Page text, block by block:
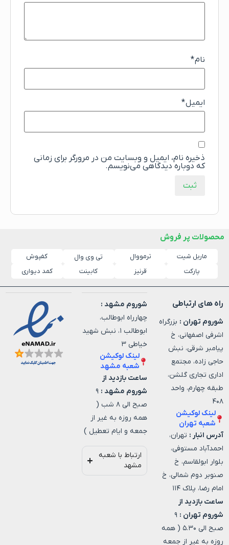
نام*
ایمیل*
ذخیره نام، ایمیل و وبسایت من در مرورگر برای زمانی
که دوباره دیدگاهی می‌نویسم.
محصولات پر فروش
ماربل شیت ترمووال تی وی وال
کفپوش
پارکت
قرنیز کابینت کمد دیواری
راه های ارتباطی
شوروم تهران : بزرگراه
اشرفی اصفهانی، خ
پیامبر شرقی، نبش
حاجی زاده، مجتمع
اداری تجاری گلشن،
طبقه چهارم، واحد
۴۰۸
لینک لوکیشن
شعبه تهران
آدرس انبار : تهران،
احمدآباد مستوفی،
بلوار ابولقاسم، خ
صنوبر دوم شمالی، خ
امام رضا، پلاک ۱۱۴
ساعت بازدید از
شوروم تهران : ۹
صبح الی ۵.۳۰ ( همه
روزه به غیر از جمعه
شوروم مشهد :
چهارراه ابوطالب،
ابوطالب ۱، نبش شهید
خیاطی ۳
لینک لوکیشن
شعبه مشهد
ساعت بازدید از
شوروم مشهد : ۹
صبح الی ۸ شب (
همه روزه به غیر از
جمعه و ایام تعطیل )
ارتباط با شعبه
مشهد